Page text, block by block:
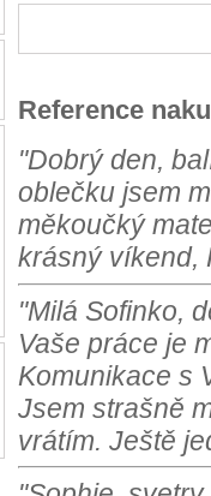
Reference
"Dobrý den,
oblečku jsem
měkoučký
krásný víkend,
"Milá Sofinko,
Vaše práce je
Komunikace s
Jsem strašně
vrátím. Ještě